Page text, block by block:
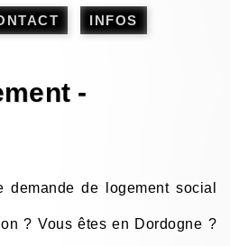
INFOS
-
demande de logement social
? Vous êtes en Dordogne ?